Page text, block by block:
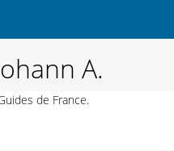
A.
de France.